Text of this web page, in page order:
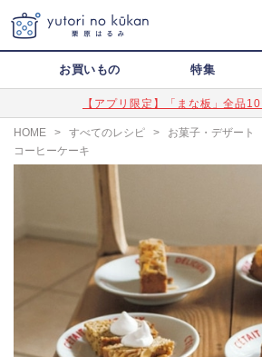
お買いもの 特集
【アプリ限定】「まな板」全品
HOME > すべてのレシピ > お菓子・デザート
コーヒーケーキ